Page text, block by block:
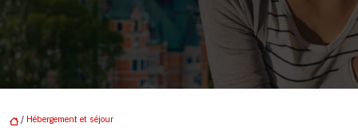
/ Hébergement et séjour